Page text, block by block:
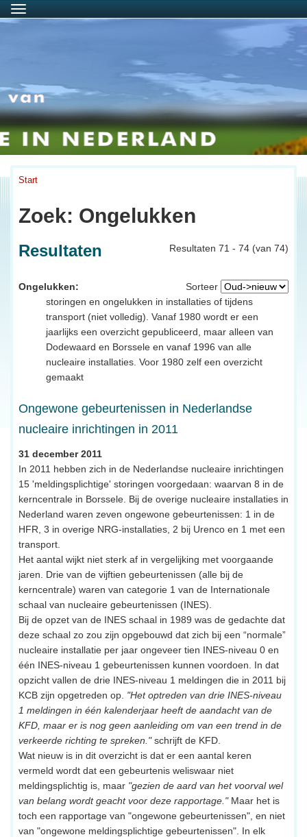
Menu
Start
Zoek: Ongelukken
Resultaten 71 - 74 (van 74)
Resultaten
Sorteer
Ongelukken:
storingen en ongelukken in installaties of tijdens
transport (niet volledig). Vanaf 1980 wordt er een
jaarlijks een overzicht gepubliceerd, maar alleen van
Dodewaard en Borssele en vanaf 1996 van alle
nucleaire installaties. Voor 1980 zelf een overzicht
gemaakt
Ongewone gebeurtenissen in Nederlandse
nucleaire inrichtingen in 2011
31 december 2011
In 2011 hebben zich in de Nederlandse nucleaire inrichtingen
15 'meldingsplichtige' storingen voorgedaan: waarvan 8 in de
kerncentrale in Borssele. Bij de overige nucleaire installaties in
Nederland waren zeven ongewone gebeurtenissen: 1 in de
HFR, 3 in overige NRG-installaties, 2 bij Urenco en 1 met een
transport.
Het aantal wijkt niet sterk af in vergelijking met voorgaande
jaren. Drie van de vijftien gebeurtenissen (alle bij de
kerncentrale) waren van categorie 1 van de Internationale
schaal van nucleaire gebeurtenissen (INES).
Bij de opzet van de INES schaal in 1989 was de gedachte dat
deze schaal zo zou zijn opgebouwd dat zich bij een “normale”
nucleaire installatie per jaar ongeveer tien INES-niveau 0 en
één INES-niveau 1 gebeurtenissen kunnen voordoen. In dat
opzicht vallen de drie INES-niveau 1 meldingen die in 2011 bij
KCB zijn opgetreden op. "Het optreden van drie INES-niveau
1 meldingen in één kalenderjaar heeft de aandacht van de
KFD, maar er is nog geen aanleiding om van een trend in de
verkeerde richting te spreken."schrijft de KFD.
Wat nieuw is in dit overzicht is dat er een aantal keren
vermeld wordt dat een gebeurtenis weliswaar niet
meldingsplichtig is, maar "gezien de aard van het voorval wel
van belang wordt geacht voor deze rapportage."Maar het is
toch een rapportage van "ongewone gebeurtenissen", en niet
van "ongewone meldingsplichtige gebeurtenissen". In elk